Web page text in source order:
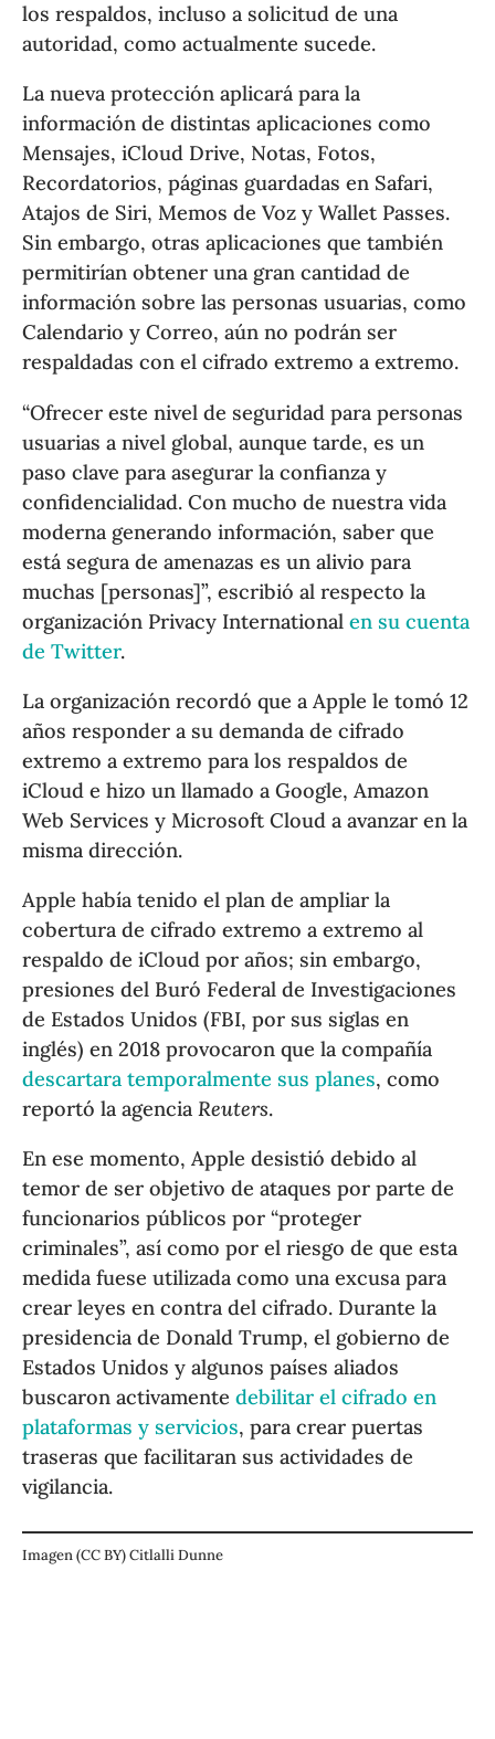
los respaldos, incluso a solicitud de una
autoridad, como actualmente sucede.
La nueva protección aplicará para la
información de distintas aplicaciones como
Mensajes, iCloud Drive, Notas, Fotos,
Recordatorios, páginas guardadas en Safari,
Atajos de Siri, Memos de Voz y Wallet Passes.
Sin embargo, otras aplicaciones que también
permitirían obtener una gran cantidad de
información sobre las personas usuarias, como
Calendario y Correo, aún no podrán ser
respaldadas con el cifrado extremo a extremo.
“Ofrecer este nivel de seguridad para personas
usuarias a nivel global, aunque tarde, es un
paso clave para asegurar la confianza y
confidencialidad. Con mucho de nuestra vida
moderna generando información, saber que
está segura de amenazas es un alivio para
muchas [personas]”, escribió al respecto la
organización Privacy Internationalen su cuenta
de Twitter.
La organización recordó que a Apple le tomó 12
años responder a su demanda de cifrado
extremo a extremo para los respaldos de
iCloud e hizo un llamado a Google, Amazon
Web Services y Microsoft Cloud a avanzar en la
misma dirección.
Apple había tenido el plan de ampliar la
cobertura de cifrado extremo a extremo al
respaldo de iCloud por años; sin embargo,
presiones del Buró Federal de Investigaciones
de Estados Unidos (FBI, por sus siglas en
inglés) en 2018 provocaron que la compañía
descartara temporalmente sus planes, como
reportó la agenciaReuters.
En ese momento, Apple desistió debido al
temor de ser objetivo de ataques por parte de
funcionarios públicos por “proteger
criminales”, así como por el riesgo de que esta
medida fuese utilizada como una excusa para
crear leyes en contra del cifrado. Durante la
presidencia de Donald Trump, el gobierno de
Estados Unidos y algunos países aliados
buscaron activamentedebilitar el cifrado en
plataformas y servicios, para crear puertas
traseras que facilitaran sus actividades de
vigilancia.
Imagen (CC BY) Citlalli Dunne